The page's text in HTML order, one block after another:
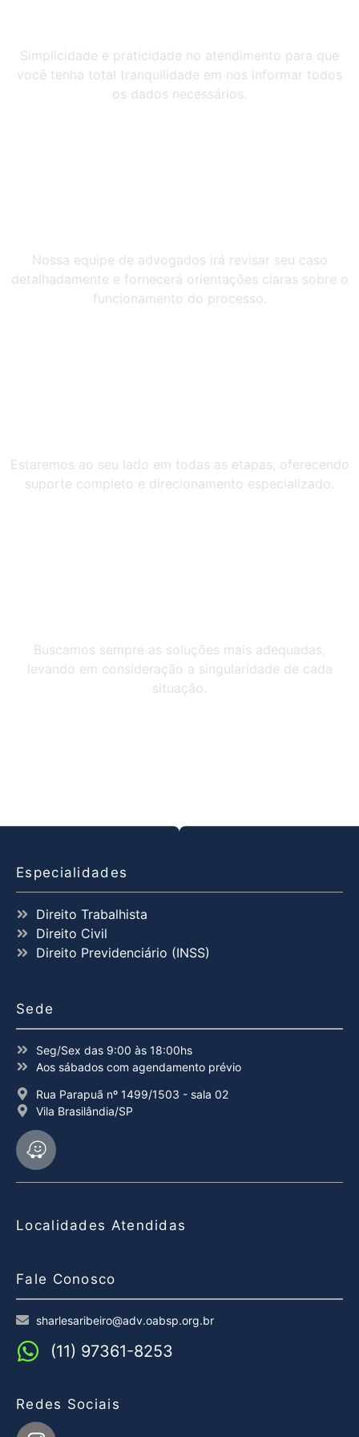
Simplicidade e praticidade no atendimento para que
você tenha total tranquilidade em nos informar todos
os dados necessários.
Nossa equipe de advogados irá revisar seu caso
detalhadamente e fornecerá orientações claras sobre o
funcionamento do processo.
Estaremos ao seu lado em todas as etapas, oferecendo
suporte completo e direcionamento especializado.
Buscamos sempre as soluções mais adequadas,
levando em consideração a singularidade de cada
situação.
Especialidades
Direito Trabalhista
Direito Civil
Direito Previdenciário (INSS)
Sede
Seg/Sex das 9:00 às 18:00hs
Aos sábados com agendamento prévio
Rua Parapuã nº 1499/1503 - sala 02
Vila Brasilândia/SP
Localidades Atendidas
Fale Conosco
sharlesaribeiro@adv.oabsp.org.br
(11) 97361-8253
Redes Sociais